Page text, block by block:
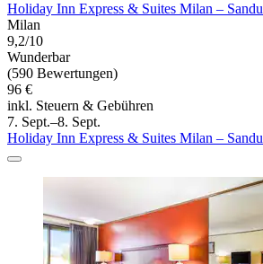
Holiday Inn Express & Suites Milan –
Milan
9,2/10
Wunderbar
(590 Bewertungen)
96 €
inkl. Steuern & Gebühren
7. Sept.–8. Sept.
Holiday Inn Express & Suites Milan –